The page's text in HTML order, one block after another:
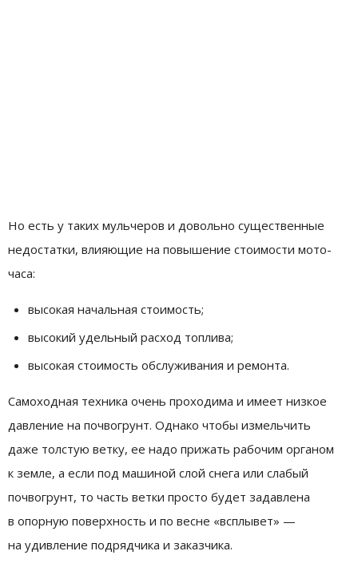
Но есть у таких мульчеров и довольно существенные
недостатки, влияющие на повышение стоимости мото-
часа:
высокая начальная стоимость;
высокий удельный расход топлива;
высокая стоимость обслуживания и ремонта.
Самоходная техника очень проходима и имеет низкое
давление на почвогрунт. Однако чтобы измельчить
даже толстую ветку, ее надо прижать рабочим органом
к земле, а если под машиной слой снега или слабый
почвогрунт, то часть ветки просто будет задавлена
в опорную поверхность и по весне «всплывет» —
на удивление подрядчика и заказчика.